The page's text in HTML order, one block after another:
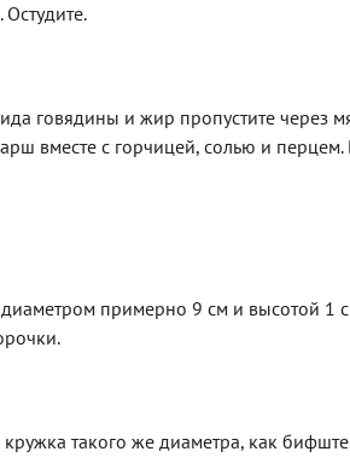
говядины и жир пропустите через
вместе с горчицей, солью и
примерно 9 см и высотой 1
такого же диаметра, как